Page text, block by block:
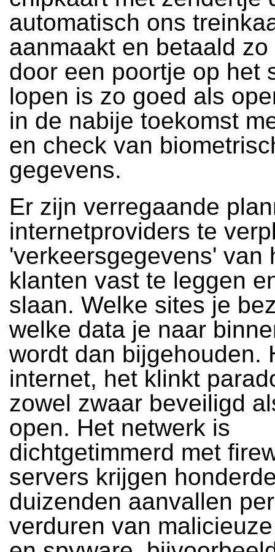
automatisch ons
aanmaakt en betaald
door een poortje op het
lopen is zo goed als
in de nabije toekomst
en check van
gegevens.
Er zijn verregaande
internetproviders te
'verkeersgegevens' van
klanten vast te leggen
slaan. Welke sites je
welke data je naar
wordt dan bijgehouden.
internet, het klinkt
zowel zwaar beveiligd
open. Het netwerk is
dichtgetimmerd met
servers krijgen
duizenden aanvallen
verduren van